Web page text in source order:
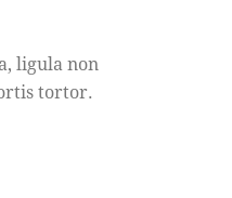
ligula non
tortor.